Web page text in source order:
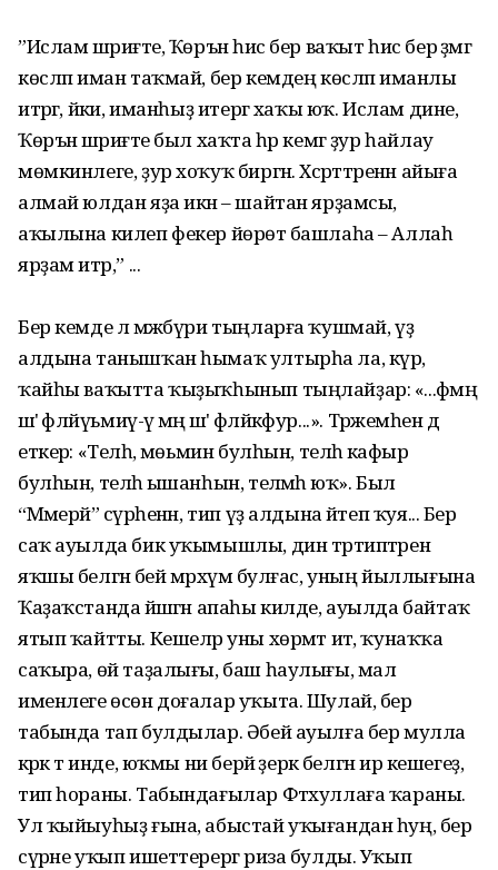
”Ислам шәриғәте, Ҡөръән һис бер ваҡыт һис бер әҙәмгә
көсләп иман таҡмай, бер кемдең көсләп иманлы
итәргә, йәки, иманһыҙ итергә хаҡы юҡ. Ислам дине,
Ҡөръән шәриғәте был хаҡта һәр кемгә ҙур һайлау
мөмкинлеге, ҙур хоҡуҡ биргән. Хәсрәттәренән айыға
алмай юлдан яҙа икән – шайтан ярҙамсы,
аҡылына килеп фекер йөрөтә башлаһа – Аллаһ
ярҙам итәр,” ...
Бер кемде лә мәжбүри тыңларға ҡушмай, үҙ
алдына танышҡан һымаҡ ултырһа ла, күрә,
ҡайһы ваҡытта ҡыҙыҡһынып тыңлайҙар: «...фәмәң
шәә'ә фәлйүьмиү-үә мәң шәә'ә фәлйәкфур...». Тәржемәһен дә
еткерә: «Теләһә, мөьмин булһын, теләһә кафыр
булһын, теләһә ышанһын, теләмәһә юҡ». Был
“Мәмерйә” сүрәһенән, тип үҙ алдына әйтеп ҡуя... Бер
саҡ ауылда бик уҡымышлы, дин тәртиптәрен
яҡшы белгән әбей мәрхүмә булғас, уның йыллығына
Ҡаҙаҡстанда йәшәгән апаһы килде, ауылда байтаҡ
ятып ҡайтты. Кешеләр уны хөрмәт итә, ҡунаҡҡа
саҡыра, өй таҙалығы, баш һаулығы, мал
именлеге өсөн доғалар уҡыта. Шулай, бер
табында тап булдылар. Әбей ауылға бер мулла
кәрәк тә инде, юҡмы ни берәй әҙерәк белгән ир кешегеҙ,
тип һораны. Табындағылар Фәтхуллаға ҡараны.
Ул ҡыйыуһыҙ ғына, абыстай уҡығандан һуң, бер
сүрәне уҡып ишеттерергә риза булды. Уҡып